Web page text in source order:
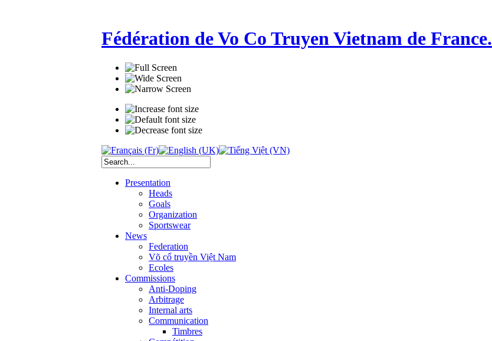
Fédération de Vo Co Truyen Vietnam de France.
Presentation
Heads
Goals
Organization
Sportswear
News
Federation
Võ cổ truyền Việt Nam
Ecoles
Commissions
Anti-Doping
Arbitrage
Internal arts
Communication
Timbres